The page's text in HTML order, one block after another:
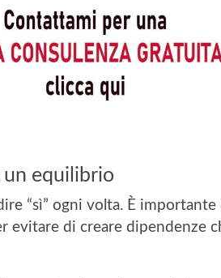
un equilibrio
“sì” ogni volta. È
evitare di creare dipendenze